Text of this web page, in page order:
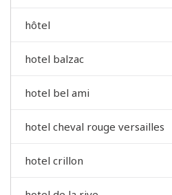
hôtel
hotel balzac
hotel bel ami
hotel cheval rouge versailles
hotel crillon